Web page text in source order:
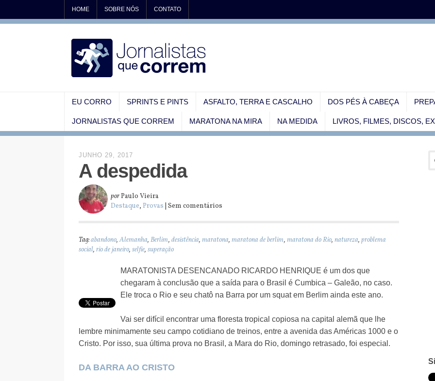
HOME SOBRE NÓS CONTATO
EU CORRO SPRINTS E PINTS ASFALTO, TERRA E CASCALHO DOS PÉS À CABEÇA
JORNALISTAS QUE CORREM MARATONA NA MIRA NA MEDIDA LIVROS, FILMES, DISCOS,
JUNHO 29, 2017
A despedida
porPaulo Vieira
Destaque, Provas | Sem comentários
Tag:abandono,Alemanha, Berlim, desistência, maratona, maratona de berlim, maratona do Rio, natureza, problema
social, rio de janeiro, selfie, superação
MARATONISTA DESENCANADO RICARDO HENRIQUE é um dos que
chegaram à conclusão que a saída para o Brasil é Cumbica – Galeão, no caso.
Ele troca o Rio e seu chatô na Barra por um squat em Berlim ainda este ano.
Vai ser difícil encontrar uma floresta tropical copiosa na capital alemã que lhe
lembre minimamente seu campo cotidiano de treinos, entre a avenida das Américas 1000 e o
Cristo. Por isso, sua última prova no Brasil, a Mara do Rio, domingo retrasado, foi especial.
DA BARRA AO CRISTO